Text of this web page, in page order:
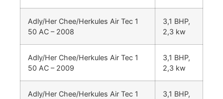
Adly/Her Chee/Herkules Air Tec 1
50 AC – 2008
3,1 BHP,
2,3 kw
Adly/Her Chee/Herkules Air Tec 1
50 AC – 2009
3,1 BHP,
2,3 kw
Adly/Her Chee/Herkules Air Tec 1
3,1 BHP,